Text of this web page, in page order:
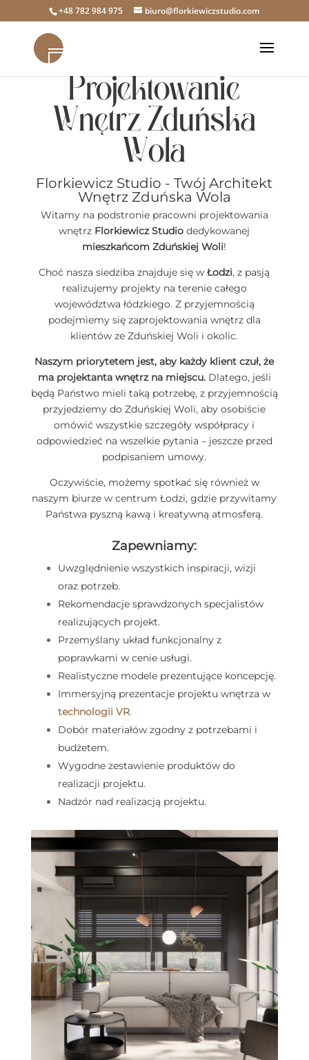
+48 782 984 975 biuro@florkiewiczstudio.com
Projektowanie
Wnętrz Zduńska
Wola
Florkiewicz Studio - Twój Architekt
Wnętrz Zduńska Wola
Witamy na podstronie pracowni projektowania
wnętrz Florkiewicz Studiodedykowanej
mieszkańcom Zduńskiej Woli!
Choć nasza siedziba znajduje się wŁodzi, z pasją
realizujemy projekty na terenie całego
województwa łódzkiego. Z przyjemnością
podejmiemy się zaprojektowania wnętrz dla
klientów ze Zduńskiej Woli i okolic.
Naszym priorytetem jest, aby każdy klient czuł, że
ma projektanta wnętrz na miejscu.Dlatego, jeśli
będą Państwo mieli taką potrzebę, z przyjemnością
przyjedziemy do Zduńskiej Woli, aby osobiście
omówić wszystkie szczegóły współpracy i
odpowiedzieć na wszelkie pytania – jeszcze przed
podpisaniem umowy.
Oczywiście, możemy spotkać się również w
naszym biurze w centrum Łodzi, gdzie przywitamy
Państwa pyszną kawą i kreatywną atmosferą.
Zapewniamy:
Uwzględnienie wszystkich inspiracji, wizji
oraz potrzeb.
Rekomendacje sprawdzonych specjalistów
realizujących projekt.
Przemyślany układ funkcjonalny z
poprawkami w cenie usługi.
Realistyczne modele prezentujące koncepcję.
Immersyjną prezentacje projektu wnętrza w
technologii VR.
Dobór materiałów zgodny z potrzebami i
budżetem.
Wygodne zestawienie produktów do
realizacji projektu.
Nadzór nad realizacją projektu.